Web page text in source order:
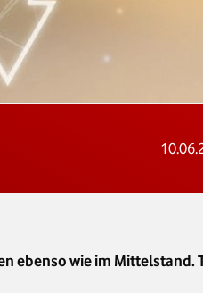
ebenso wie im Mittelstand.